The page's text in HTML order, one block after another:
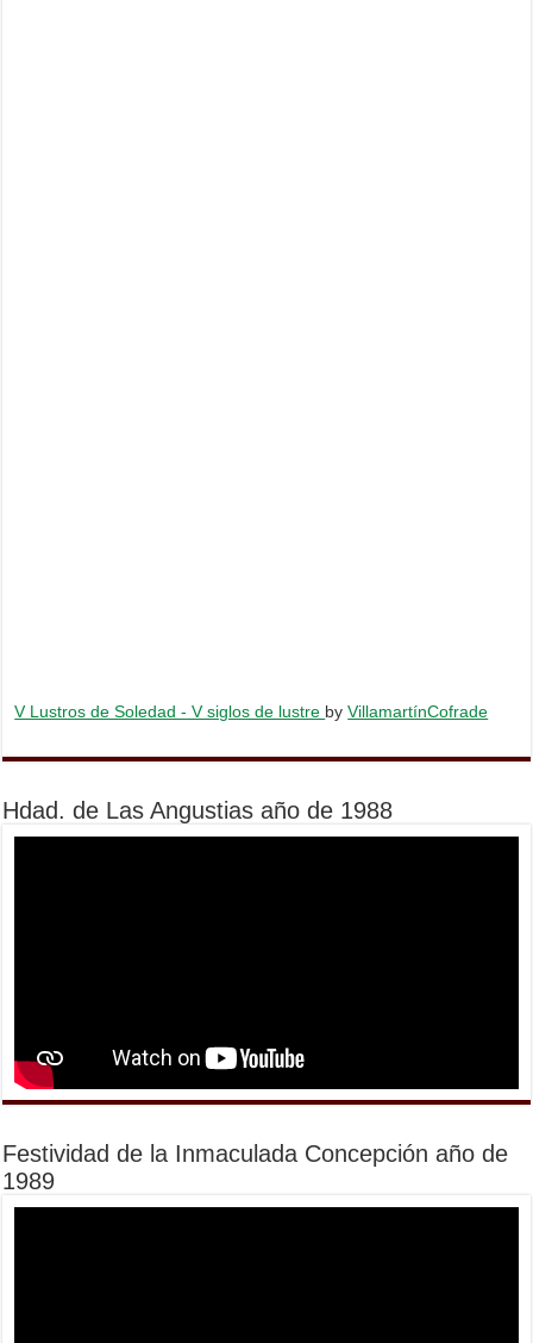
V Lustros de Soledad - V siglos de lustre byVillamartínCofrade
Hdad. de Las Angustias año de 1988
Festividad de la Inmaculada Concepción año de
1989